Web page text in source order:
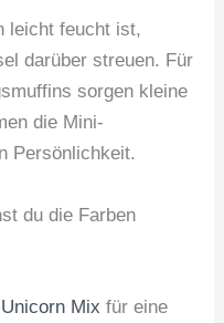
leicht feucht ist,
darüber streuen. Für
sorgen kleine
die Mini-
Persönlichkeit.
du die Farben
Unicorn Mix für eine